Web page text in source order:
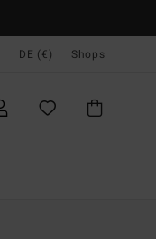
DE (€) Shops